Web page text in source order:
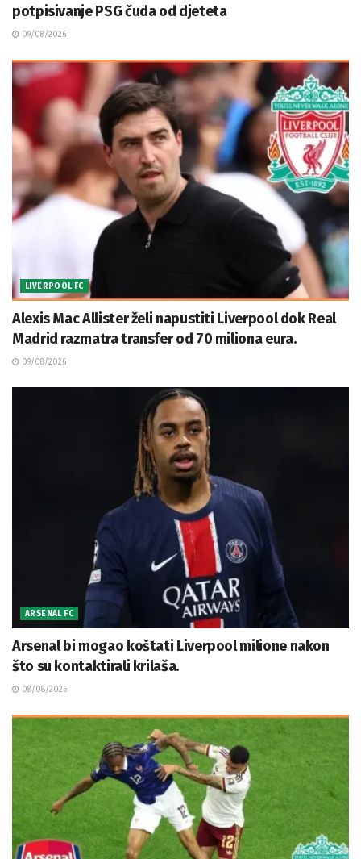
potpisivanje PSG čuda od djeteta
09/08/2026
LIVERPOOL FC
Alexis Mac Allister želi napustiti Liverpool dok Real
Madrid razmatra transfer od 70 miliona eura.
09/08/2026
ARSENAL FC
Arsenal bi mogao koštati Liverpool milione nakon
što su kontaktirali krilaša.
08/08/2026